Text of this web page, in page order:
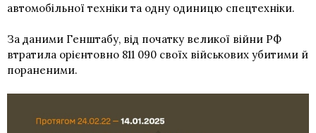
автомобільної техніки та одну одиницю спецтехніки.
За даними Генштабу, від початку великої війни РФ
втратила орієнтовно 811 090 своїх військових убитими й
пораненими.